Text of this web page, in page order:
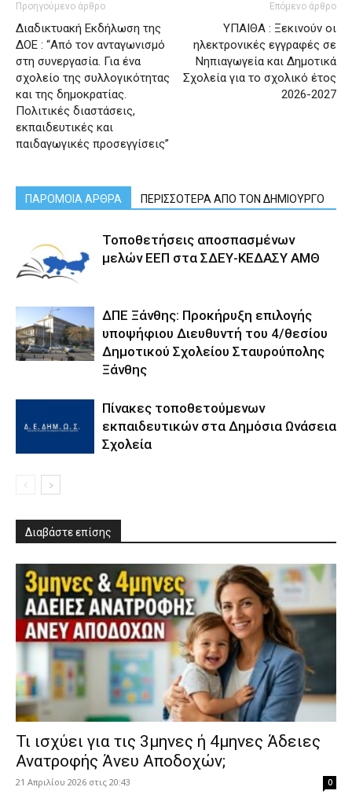
Προηγούμενο άρθρο
Διαδικτυακή Εκδήλωση της
ΔΟΕ : “Από τον ανταγωνισμό
στη συνεργασία. Για ένα
σχολείο της συλλογικότητας
και της δημοκρατίας.
Πολιτικές διαστάσεις,
εκπαιδευτικές και
παιδαγωγικές προσεγγίσεις”
Επόμενο άρθρο
ΥΠΑΙΘΑ : Ξεκινούν οι
ηλεκτρονικές εγγραφές σε
Νηπιαγωγεία και Δημοτικά
Σχολεία για το σχολικό έτος
2026-2027
ΠΑΡΟΜΟΙΑ ΑΡΘΡΑ ΠΕΡΙΣΣΟΤΕΡΑ ΑΠΟ ΤΟΝ ΔΗΜΙΟΥΡΓΟ
Τοποθετήσεις αποσπασμένων
μελών ΕΕΠ στα ΣΔΕΥ-ΚΕΔΑΣΥ ΑΜΘ
ΔΠΕ Ξάνθης: Προκήρυξη επιλογής
υποψήφιου Διευθυντή του 4/θεσίου
Δημοτικού Σχολείου Σταυρούπολης
Ξάνθης
Πίνακες τοποθετούμενων
εκπαιδευτικών στα Δημόσια Ωνάσεια
Σχολεία
Διαβάστε επίσης
​Τι ισχύει για τις 3μηνες ή 4μηνες Άδειες
Ανατροφής Άνευ Αποδοχών;
21 Απριλίου 2026 στις 20:43 0